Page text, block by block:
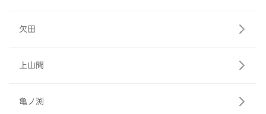
欠田
上山間
亀ノ渕